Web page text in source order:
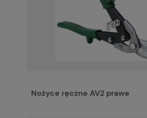
Nożyce ręczne AV2 prawe